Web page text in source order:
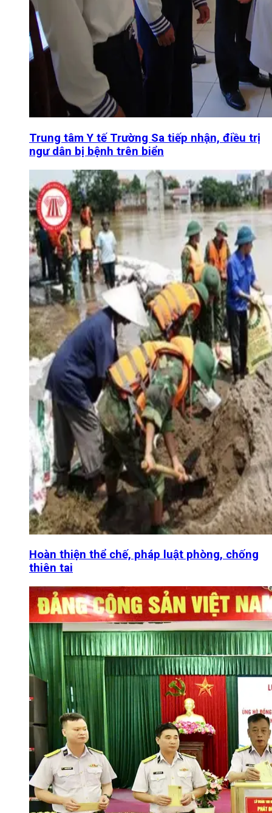
Trung tâm Y tế Trường Sa tiếp nhận, điều trị
ngư dân bị bệnh trên biển
Hoàn thiện thể chế, pháp luật phòng, chống
thiên tai